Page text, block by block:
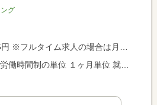
グ
は月額（換算額）、パート求人の場合は時間額を表示しています。